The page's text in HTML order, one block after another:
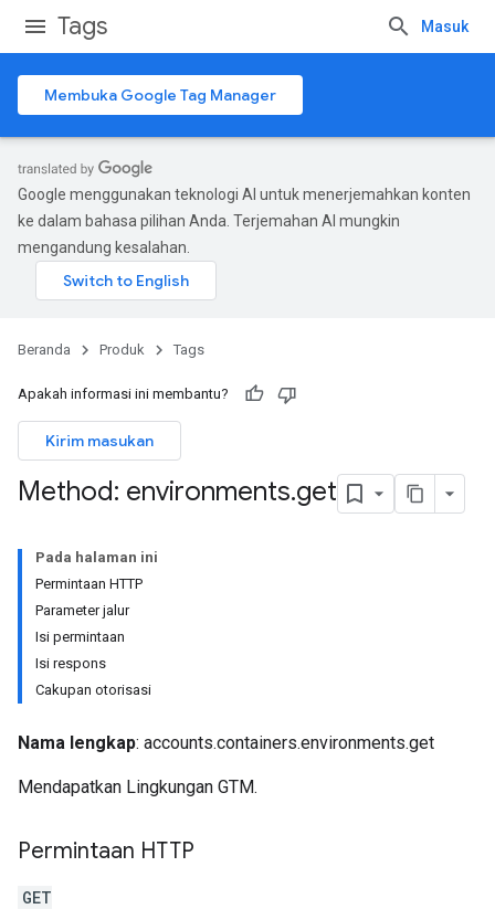
Tags Masuk
Membuka Google Tag Manager
Google menggunakan teknologi AI untuk menerjemahkan konten
ke dalam bahasa pilihan Anda. Terjemahan AI mungkin
mengandung kesalahan.
Beranda Produk Tags
Apakah informasi ini membantu?
Kirim masukan
Method: environments.get
Pada halaman ini
Permintaan HTTP
Parameter jalur
Isi permintaan
Isi respons
Cakupan otorisasi
Nama lengkap: accounts.containers.environments.get
Mendapatkan Lingkungan GTM.
Permintaan HTTP
GET